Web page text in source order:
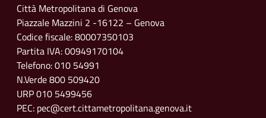
Città Metropolitana di Genova
Piazzale Mazzini 2 -16122 – Genova
Codice fiscale: 80007350103
Partita IVA: 00949170104
Telefono: 010 54991
N.Verde 800 509420
URP 010 5499456
PEC: pec@cert.cittametropolitana.genova.it